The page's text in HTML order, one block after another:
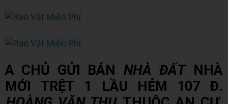
A CHỦ GỬI BÁN NHÀ ĐẤTNHÀ
MỚI TRỆT 1 LẦU HẺM 107 Đ.